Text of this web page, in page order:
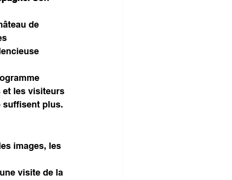
de
et les visiteurs
suffisent plus.
images, les
visite de la